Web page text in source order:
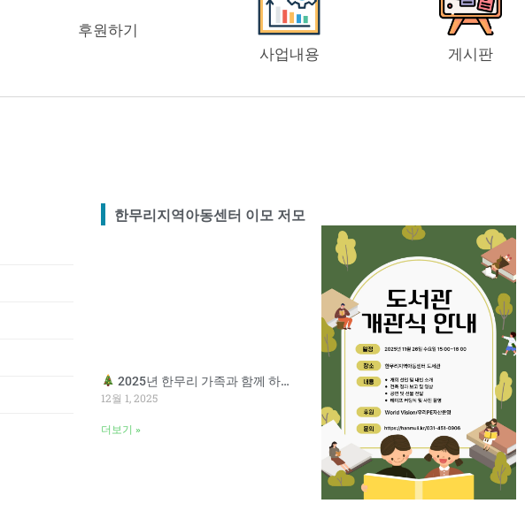
역아동센터
여름캠프 안내
후원하기
사업내용
게시판
한무리지역아동센터 이모 저모
2025년 한무리 가족과 함께 하는 송년잔치
12월 1, 2025
더보기 »
PagePage